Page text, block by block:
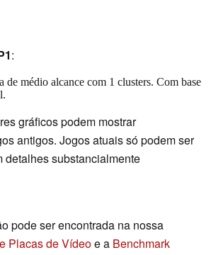
:
de médio alcance com 1 clusters. Com base
gráficos podem mostrar
antigos. Jogos atuais só podem ser
detalhes substancialmente
pode ser encontrada na nossa
Placas de Vídeoe a Benchmark